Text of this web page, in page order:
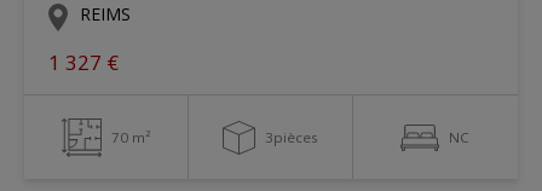
REIMS
1 327 €
70 m² 3pièces NC